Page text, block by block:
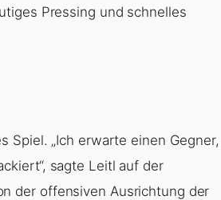
Pressing und schnelles
„Ich erwarte einen Gegner,
sagte Leitl auf der
der offensiven Ausrichtung der